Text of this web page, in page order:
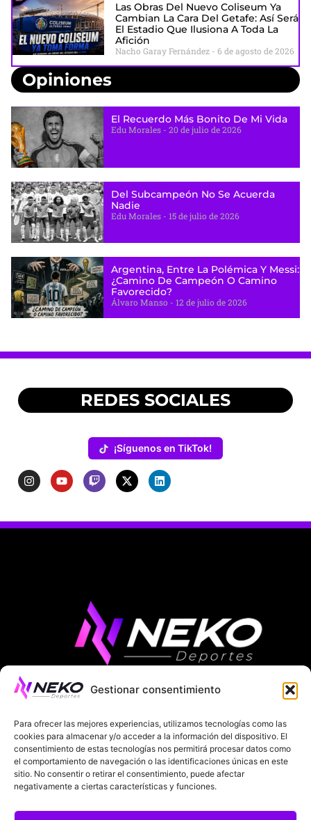
Gestionar consentimiento
Para ofrecer las mejores experiencias, utilizamos tecnologías como las
cookies para almacenar y/o acceder a la información del dispositivo. El
consentimiento de estas tecnologías nos permitirá procesar datos como
el comportamiento de navegación o las identificaciones únicas en este
sitio. No consentir o retirar el consentimiento, puede afectar
negativamente a ciertas características y funciones.
Las Obras Del Nuevo Coliseum Ya
Cambian La Cara Del Getafe: Así Será
El Estadio Que Ilusiona A Toda La
Afición
Nacho Garay Fernández 6 de agosto de 2026
Opiniones
El Recuerdo Más Bonito De Mi Vida
Edu Morales 20 de julio de 2026
Del Subcampeón No Se Acuerda
Nadie
Edu Morales 15 de julio de 2026
Argentina, Entre La Polémica Y Messi:
¿camino De Campeón O Camino
Favorecido?
Álvaro Manso 12 de julio de 2026
REDES SOCIALES
¡Síguenos en TikTok!
ÚLTIMAS NOTICIAS COMPETICIONES EUROPEAS
LA LIGA MUNDIAL 2026 FÚTBOL INTERNACIONAL
SOBRE NOSOTROS
POLÍTICA DE PRIVACIDAD